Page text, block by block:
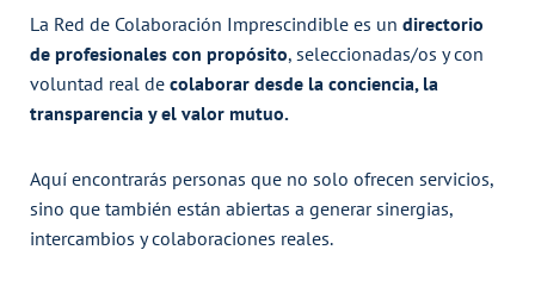
La Red de Colaboración Imprescindible es un directorio
de profesionales con propósito, seleccionadas/os y con
voluntad real de colaborar desde la conciencia, la
transparencia y el valor mutuo.
Aquí encontrarás personas que no solo ofrecen servicios,
sino que también están abiertas a generar sinergias,
intercambios y colaboraciones reales.